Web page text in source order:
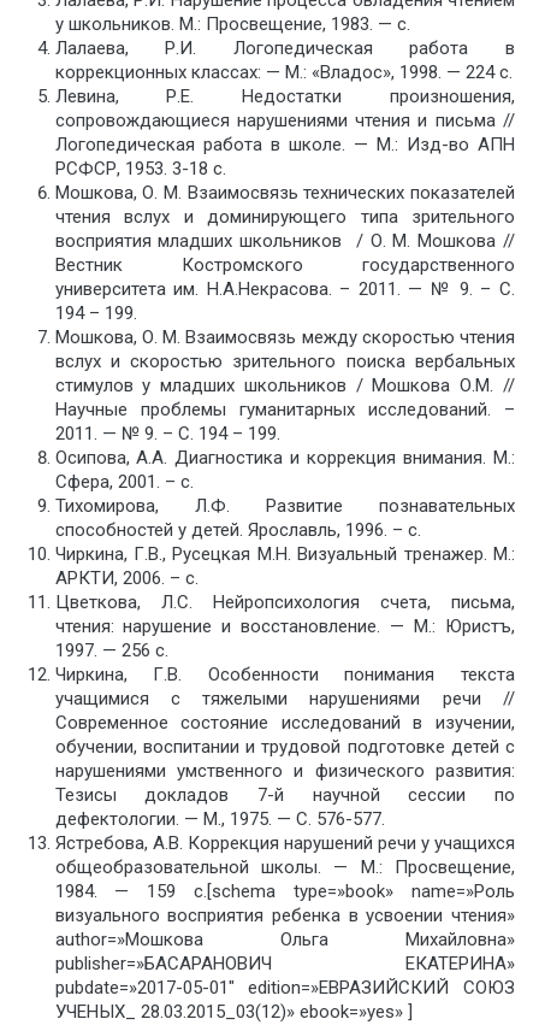
у школьников. М.: Просвещение, 1983. — с.
Лалаева, Р.И. Логопедическая работа в
коррекционных классах: — М.: «Владос», 1998. — 224 с.
Левина, Р.Е. Недостатки произношения,
сопровождающиеся нарушениями чтения и письма //
Логопедическая работа в школе. — М.: Изд-во АПН
РСФСР, 1953. 3-18 с.
Мошкова, О. М. Взаимосвязь технических показателей
чтения вслух и доминирующего типа зрительного
восприятия младших школьников / О. М. Мошкова //
Вестник Костромского государственного
университета им. Н.А.Некрасова. – 2011. — № 9. – С.
194 – 199.
Мошкова, О. М. Взаимосвязь между скоростью чтения
вслух и скоростью зрительного поиска вербальных
стимулов у младших школьников / Мошкова О.М. //
Научные проблемы гуманитарных исследований. –
2011. — № 9. – С. 194 – 199.
Осипова, А.А. Диагностика и коррекция внимания. М.:
Сфера, 2001. – с.
Тихомирова, Л.Ф. Развитие познавательных
способностей у детей. Ярославль, 1996. – с.
Чиркина, Г.В., Русецкая М.Н. Визуальный тренажер. М.:
АРКТИ, 2006. – с.
Цветкова, Л.С. Нейропсихология счета, письма,
чтения: нарушение и восстановление. — М.: Юристъ,
1997. — 256 с.
Чиркина, Г.В. Особенности понимания текста
учащимися с тяжелыми нарушениями речи //
Современное состояние исследований в изучении,
обучении, воспитании и трудовой подготовке детей с
нарушениями умственного и физического развития:
Тезисы докладов 7-й научной сессии по
дефектологии. — М., 1975. — С. 576-577.
Ястребова, А.В. Коррекция нарушений речи у учащихся
общеобразовательной школы. — М.: Просвещение,
1984. — 159 с.[schema type=»book» name=»Роль
визуального восприятия ребенка в усвоении чтения»
author=»Мошкова Ольга Михайловна»
publisher=»БАСАРАНОВИЧ ЕКАТЕРИНА»
pubdate=»2017-05-01″ edition=»ЕВРАЗИЙСКИЙ СОЮЗ
УЧЕНЫХ_ 28.03.2015_03(12)» ebook=»yes» ]